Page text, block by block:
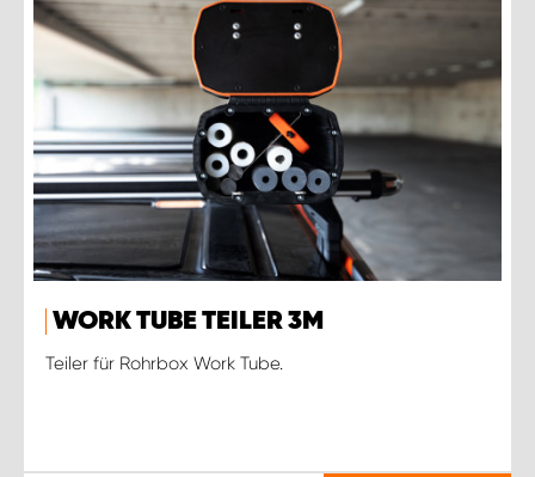
WORK TUBE TEILER 3M
Teiler für Rohrbox Work Tube.